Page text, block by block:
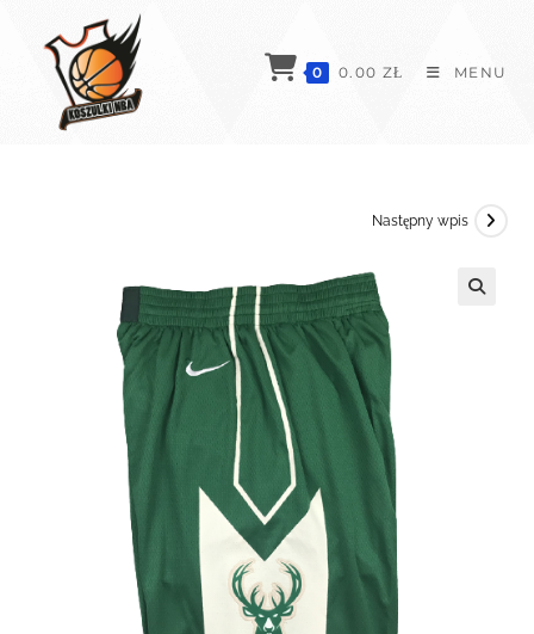
0 0.00 ZŁ MENU
Następny wpis